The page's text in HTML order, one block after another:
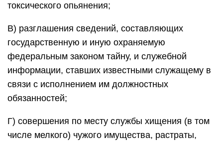
токсического опьянения;
В) разглашения сведений, составляющих
государственную и иную охраняемую
федеральным законом тайну, и служебной
информации, ставших известными служащему в
связи с исполнением им должностных
обязанностей;
Г) совершения по месту службы хищения (в том
числе мелкого) чужого имущества, растраты,